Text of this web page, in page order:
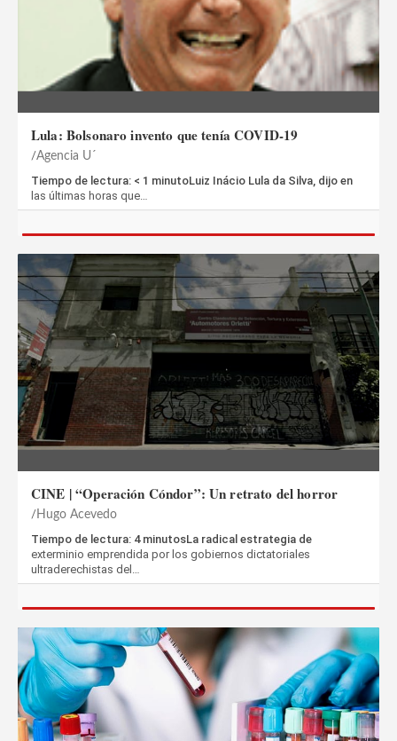
Lula: Bolsonaro invento que tenía COVID-19
Agencia U´
Tiempo de lectura: < 1 minutoLuiz Inácio Lula da Silva, dijo en
las últimas horas que…
CINE | “Operación Cóndor”: Un retrato del horror
Hugo Acevedo
Tiempo de lectura: 4 minutosLa radical estrategia de
exterminio emprendida por los gobiernos dictatoriales
ultraderechistas del…